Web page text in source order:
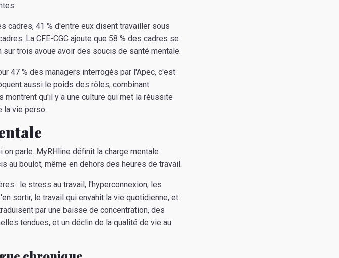
cadres, 41 % d'entre eux disent travailler sous
La CFE-CGC ajoute que 58 % des cadres se
trois avoue avoir des soucis de santé mentale.
47 % des managers interrogés par l'Apec, c'est
aussi le poids des rôles, combinant
qu'il y a une culture qui met la réussite
la vie perso.
parle. MyRHline définit la charge mentale
au boulot, même en dehors des heures de travail.
: le stress au travail, l'hyperconnexion, les
sortir, le travail qui envahit la vie quotidienne, et
par une baisse de concentration, des
tendues, et un déclin de la qualité de vie au